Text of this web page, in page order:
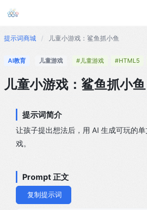
提示词商城 / 儿童小游戏：鲨鱼抓小鱼
AI教育 儿童游戏 #儿童游戏 #HTML5
儿童小游戏：鲨鱼抓小鱼
提示词简介
让孩子提出想法后，用 AI 生成可玩的
戏。
Prompt 正文
复制提示词